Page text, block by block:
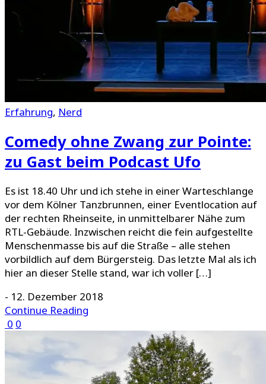
Erfahrung, Nerd
Comedy ohne Zwang zur Pointe:
zu Gast beim Podcast Ufo
Es ist 18.40 Uhr und ich stehe in einer Warteschlange
vor dem Kölner Tanzbrunnen, einer Eventlocation auf
der rechten Rheinseite, in unmittelbarer Nähe zum
RTL-Gebäude. Inzwischen reicht die fein aufgestellte
Menschenmasse bis auf die Straße – alle stehen
vorbildlich auf dem Bürgersteig. Das letzte Mal als ich
hier an dieser Stelle stand, war ich voller […]
- 12. Dezember 2018
Continue Reading
0 0